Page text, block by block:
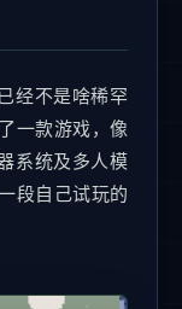
经不是啥稀罕
一款游戏，像
系统及多人模
段自己试玩的